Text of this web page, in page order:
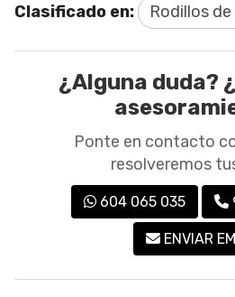
Clasificado en: Rodillos
¿Alguna duda?
Ponte en contacto
resolveremos
604 065 035
ENVIAR